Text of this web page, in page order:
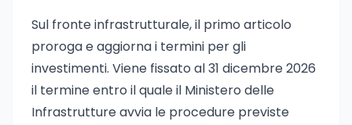
Sul fronte infrastrutturale, il primo articolo
proroga e aggiorna i termini per gli
investimenti. Viene fissato al 31 dicembre 2026
il termine entro il quale il Ministero delle
Infrastrutture avvia le procedure previste